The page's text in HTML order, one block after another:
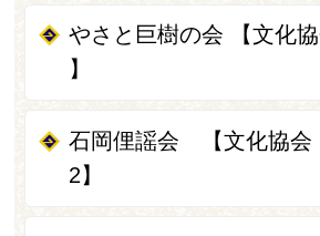
やさと巨樹の会 【文化
】
石岡俚謡会 【文化協
2】